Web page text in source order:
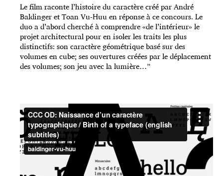
Le film raconte l’histoire du caractère créé par André
Baldinger et Toan Vu-Huu en réponse à ce concours. Le
duo a d’abord cherché à comprendre «de l’intérieur» le
projet architectural pour en isoler les traits les plus
distinctifs: son caractère géométrique basé sur des
volumes en cube; ses ouvertures créées par le déplacement
des volumes; son jeu avec la lumière…”